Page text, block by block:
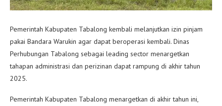
Pemerintah Kabupaten Tabalong kembali melanjutkan izin pinjam
pakai Bandara Warukin agar dapat beroperasi kembali. Dinas
Perhubungan Tabalong sebagai leading sector menargetkan
tahapan administrasi dan perizinan dapat rampung di akhir tahun
2025.
Pemerintah Kabupaten Tabalong menargetkan di akhir tahun ini,